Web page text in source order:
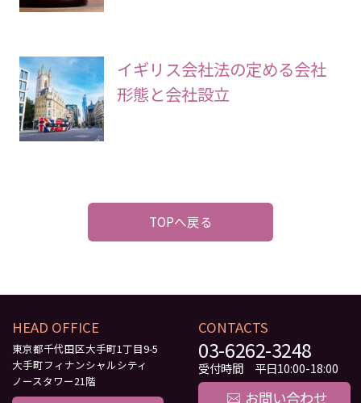
イギリス会社法の定める会社
形態と会社設立
TOPへ戻る
HEAD OFFICE
東京都千代田区大手町1丁目9-5
大手町フィナンシャルシティ
ノースタワー21階
CONTACTS
03-6262-3248
受付時間 平日10:00-18:00
お問い合わせ